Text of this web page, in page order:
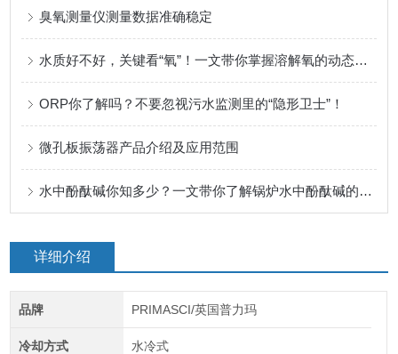
臭氧测量仪测量数据准确稳定
水质好不好，关键看“氧”！一文带你掌握溶解氧的动态规律
ORP你了解吗？不要忽视污水监测里的“隐形卫士”！
微孔板振荡器产品介绍及应用范围
水中酚酞碱你知多少？一文带你了解锅炉水中酚酞碱的检测意义
详细介绍
品牌 PRIMASCI/英国普力玛
冷却方式 水冷式